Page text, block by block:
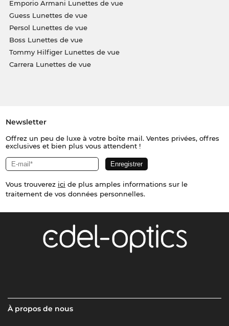
Emporio Armani Lunettes de vue
Guess Lunettes de vue
Persol Lunettes de vue
Boss Lunettes de vue
Tommy Hilfiger Lunettes de vue
Carrera Lunettes de vue
Newsletter
Offrez un peu de luxe à votre boîte mail. Ventes privées, offres
exclusives et bien plus vous attendent !
Vous trouverez ici de plus amples informations sur le
traitement de vos données personnelles.
À propos de nous